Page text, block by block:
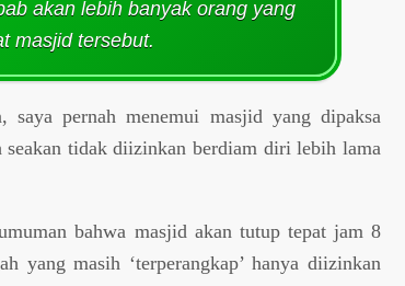
akan lebih banyak orang yang
masjid tersebut.
saya pernah menemui masjid yang dipaksa
seakan tidak diizinkan berdiam diri lebih lama
bahwa masjid akan tutup tepat jam 8
yang masih ‘terperangkap’ hanya diizinkan